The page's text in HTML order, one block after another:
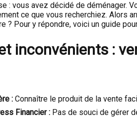
: vous avez décidé de déménager.
ce que vous recherchiez. Alors
? Pour y répondre, voici un guide
inconvénients :
: Connaître le produit de la vente
Financier : Pas de souci de gérer